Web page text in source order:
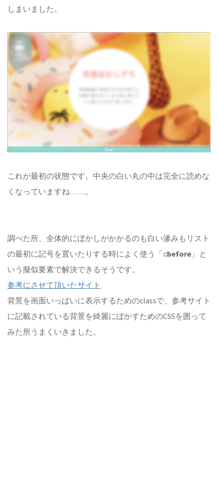
しまいました。
これが最初の状態です。中央の白い丸の中は完全に読めな
くなっていますね……。
調べた所、全体的にぼかしがかかるのも白い滲みもリスト
の最初に記号を置いたりする時によく使う「::before 」と
いう擬似要素で解決できるそうです。
参考にさせて頂いたサイト
背景を画面いっぱいに表示するためのclassで、参考サイト
に記載されている背景を綺麗にぼかすためのCSSを囲って
みた所うまくいきました。